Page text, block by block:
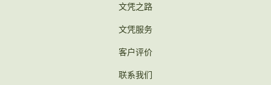
文凭之路
文凭服务
客户评价
联系我们